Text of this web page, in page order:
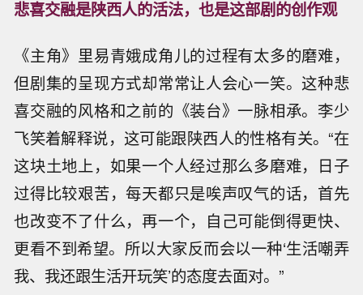
悲喜交融是陕西人的活法，也是这部剧的创作观
《主角》里易青娥成角儿的过程有太多的磨难，
但剧集的呈现方式却常常让人会心一笑。这种悲
喜交融的风格和之前的《装台》一脉相承。李少
飞笑着解释说，这可能跟陕西人的性格有关。“在
这块土地上，如果一个人经过那么多磨难，日子
过得比较艰苦，每天都只是唉声叹气的话，首先
也改变不了什么，再一个，自己可能倒得更快、
更看不到希望。所以大家反而会以一种‘生活嘲弄
我、我还跟生活开玩笑’的态度去面对。”